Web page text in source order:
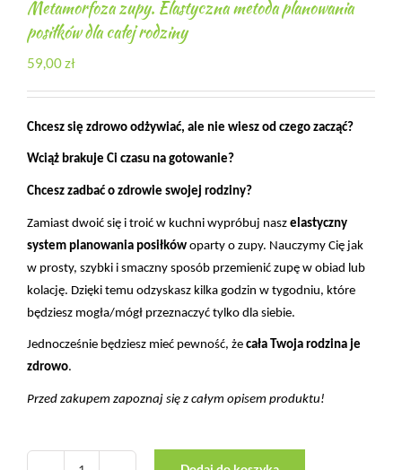
Metamorfoza zupy. Elastyczna metoda planowania
posiłków dla całej rodziny
59,00zł
Chcesz się zdrowo odżywiać, ale nie wiesz od czego zacząć?
Wciąż brakuje Ci czasu na gotowanie?
Chcesz zadbać o zdrowie swojej rodziny?
Zamiast dwoić się i troić w kuchni wypróbuj nasz elastyczny
system planowania posiłków oparty o zupy. Nauczymy Cię jak
w prosty, szybki i smaczny sposób przemienić zupę w obiad lub
kolację. Dzięki temu odzyskasz kilka godzin w tygodniu, które
będziesz mogła/mógł przeznaczyć tylko dla siebie.
Jednocześnie będziesz mieć pewność, że cała Twoja rodzina je
zdrowo.
Przed zakupem zapoznaj się z całym opisem produktu!